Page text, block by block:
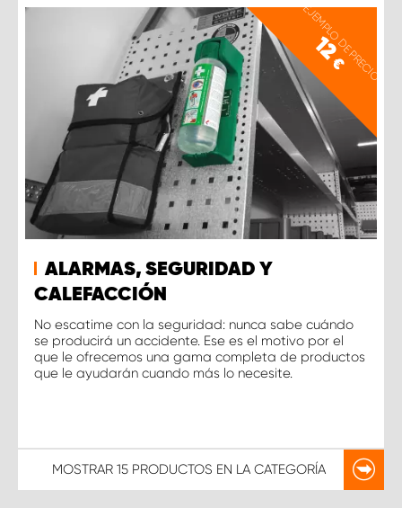
EJEMPLO DE PRECIO
12
€
ALARMAS, SEGURIDAD Y
CALEFACCIÓN
No escatime con la seguridad: nunca sabe cuándo
se producirá un accidente. Ese es el motivo por el
que le ofrecemos una gama completa de productos
que le ayudarán cuando más lo necesite.
MOSTRAR 15 PRODUCTOS EN LA CATEGORÍA